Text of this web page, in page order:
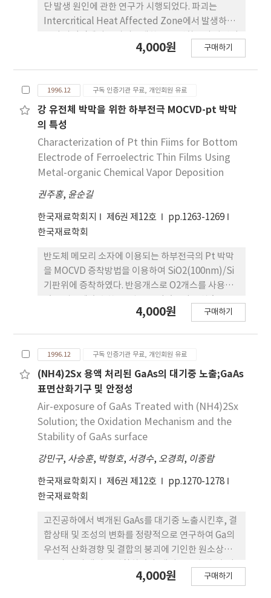
단 발생 원인에 관한 연구가 시행되었다. 파괴는
Intercritical Heat Affected Zone에서 발생하였
었다. 모재는 molybdenum 주성분의 M2C,
과 준안정 상태인 M2C 탄화물은 850˚C, 10oh에서
안정한 M6C탄화물로 변태하였다. M6C 탄화물은 주
변의 molybdenum 농도를 떨어뜨려 강도의 저하를
가져오며 크립 기공의 발생 원인을 제공하였다.
4,000원 구매하기
1996.12 구독 인증기관 무료, 개인회원 유료
강 유전체 박막을 위한 하부전극 MOCVD-pt 박막
의 특성
Characterization of Pt thin Fiims for Bottom
Electrode of Ferroelectric Thin Films Using
Metal-organic Chemical Vapor Deposition
권주홍, 윤순길
한국재료학회지 제6권 제12호
pp.1263-1269
한국재료학회
반도체 메모리 소자에 이용되는 하부전극의 Pt 박막
을 MOCVD 증착방법을 이용하여 SiO2(100nm)/Si
기판위에 증착하였다. 반응개스로 O2개스를 사용하
(11)우선방향을 가지고 성장하였다. 증착온도가
Pt 박막은 전 증착온도범위에서 인장응력을 가지고
있었으며 400˚C이상의 온도에서 hole이 형성되면서
응력은 감소하였다. MOCVD-Pt 위에 PEMOCVD로
증착한 강 유전체 SrBi2Ta2O9박막은 균일하고 치밀
한 미세구조를 보였다.
4,000원 구매하기
1996.12 구독 인증기관 무료, 개인회원 유료
(NH4)2Sx 용액 처리된 GaAs의 대기중 노출;GaAs
표면산화기구 및 안정성
Air-exposure of GaAs Treated with (NH4)2Sx
Solution; the Oxidation Mechanism and the
Stability of GaAs surface
강민구, 사승훈, 박형호, 서경수, 오경희, 이종람
한국재료학회지 제6권 제12호
pp.1270-1278
한국재료학회
고진공하에서 벽개된 GaAs를 대기중 노출시킨후, 결
합상태 및 조성의 변화를 정량적으로 연구하여 Ga의
우선적 산화경향 및 결합의 붕괴에 기인한 원소상태
Ga/As 비(=0.01)는 Ga의 우선적 산화에 의해 증가하
4,000원 구매하기